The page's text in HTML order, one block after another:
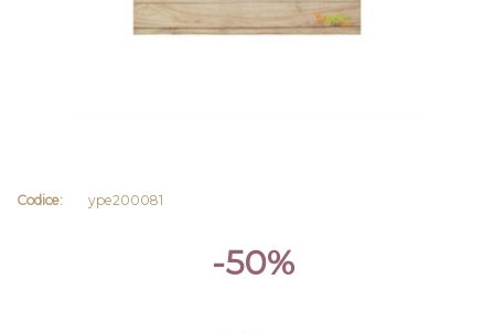
Codice: ype200081
-50%